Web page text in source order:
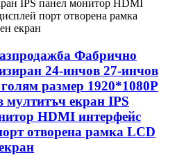
Фабрично
24-инчов 27-инчов
размер 1920*1080P
мултитъч екран IPS
HDMI интерфейс
отворена рамка LCD